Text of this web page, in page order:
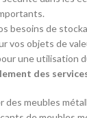
besoins de
vos objets de
une utilisation
des
meubles